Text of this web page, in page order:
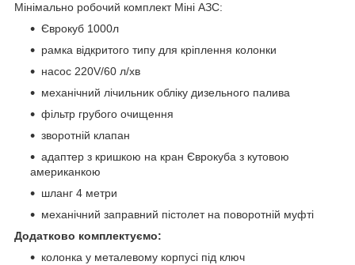
Мінімально робочий комплект Міні АЗС:
Єврокуб 1000л
рамка відкритого типу для кріплення колонки
насос 220V/60 л/хв
механічний лічильник обліку дизельного палива
фільтр грубого очищення
зворотній клапан
адаптер з кришкою на кран Єврокуба з кутовою
американкою
шланг 4 метри
механічний заправний пістолет на поворотній муфті
Додатково комплектуємо:
колонка у металевому корпусі під ключ